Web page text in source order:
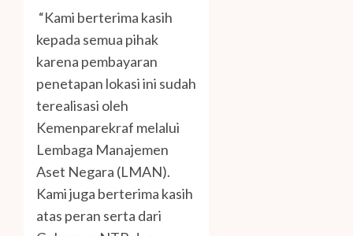
“Kami berterima kasih
kepada semua pihak
karena pembayaran
penetapan lokasi ini sudah
terealisasi oleh
Kemenparekraf melalui
Lembaga Manajemen
Aset Negara (LMAN).
Kami juga berterima kasih
atas peran serta dari